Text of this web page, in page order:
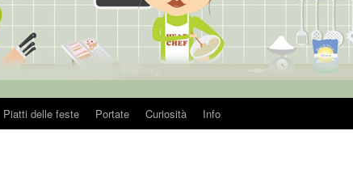
Piatti delle feste Portate Curiosità Info